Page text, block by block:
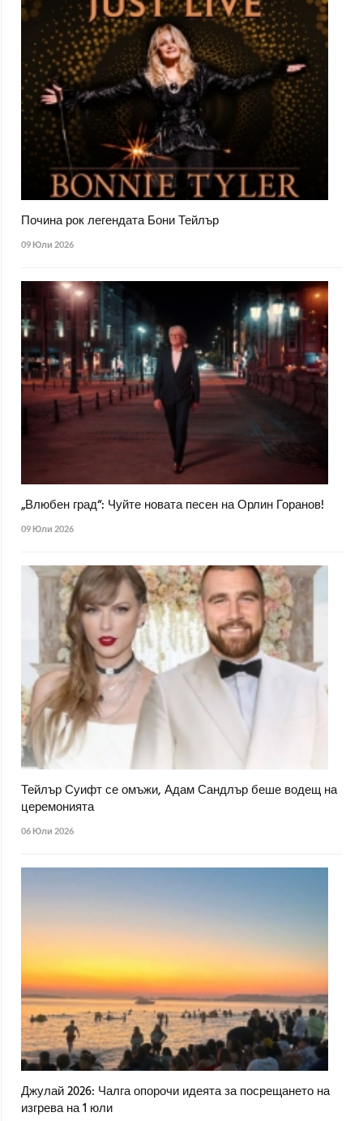
Почина рок легендата Бони Тейлър
09 Юли 2026
„Влюбен град“: Чуйте новата песен на Орлин Горанов!
09 Юли 2026
Тейлър Суифт се омъжи, Адам Сандлър беше водещ на
церемонията
06 Юли 2026
Джулай 2026: Чалга опорочи идеята за посрещането на
изгрева на 1 юли